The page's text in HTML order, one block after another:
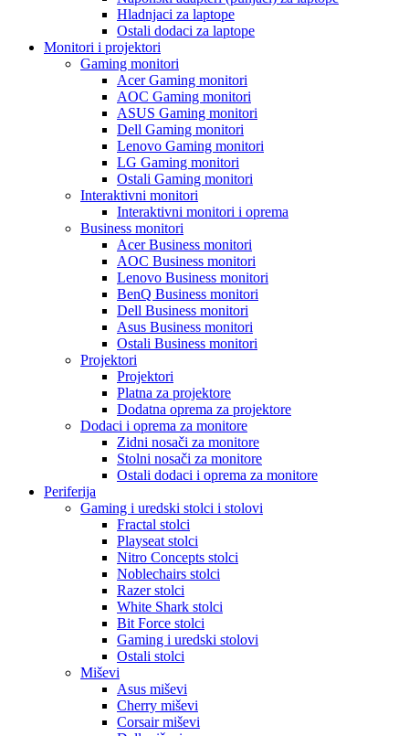
Hladnjaci za laptope
Ostali dodaci za laptope
Monitori i projektori
Gaming monitori
Acer Gaming monitori
AOC Gaming monitori
ASUS Gaming monitori
Dell Gaming monitori
Lenovo Gaming monitori
LG Gaming monitori
Ostali Gaming monitori
Interaktivni monitori
Interaktivni monitori i oprema
Business monitori
Acer Business monitori
AOC Business monitori
Lenovo Business monitori
BenQ Business monitori
Dell Business monitori
Asus Business monitori
Ostali Business monitori
Projektori
Projektori
Platna za projektore
Dodatna oprema za projektore
Dodaci i oprema za monitore
Zidni nosači za monitore
Stolni nosači za monitore
Ostali dodaci i oprema za monitore
Periferija
Gaming i uredski stolci i stolovi
Fractal stolci
Playseat stolci
Nitro Concepts stolci
Noblechairs stolci
Razer stolci
White Shark stolci
Bit Force stolci
Gaming i uredski stolovi
Ostali stolci
Miševi
Asus miševi
Cherry miševi
Corsair miševi